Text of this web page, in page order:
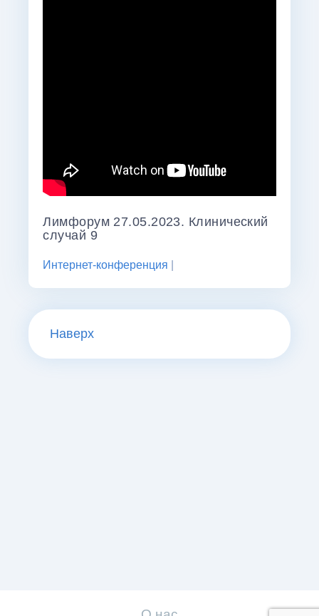
Лимфорум 27.05.2023. Клинический
случай 9
Интернет-конференция
Наверх